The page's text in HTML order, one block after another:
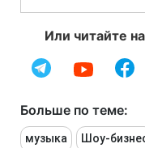
Или читайте
Больше по теме:
музыка Шоу-